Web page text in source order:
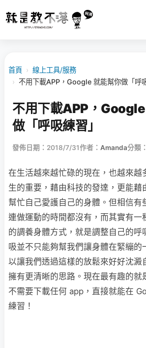
首頁 › 線上工具/服務
› 不用下載APP，Google 就能幫你做「呼
不用下載APP，
做「呼吸練習」
發佈日期：2018/7/31作者： Amanda分類：
在生活越來越忙碌的現在，也越來越
生的重要，藉由科技的發達，更能藉
幫忙自己愛護自己的身體。但相信有
連做運動的時間都沒有，而其實有一
的調養身體方式，就是調整自己的呼
吸並不只能夠幫我們讓身體在緊繃的
以讓我們透過這樣的放鬆來好好沈澱
擁有更清晰的思路。現在最有趣的就
不需要下載任何 app，直接就能在
練習！